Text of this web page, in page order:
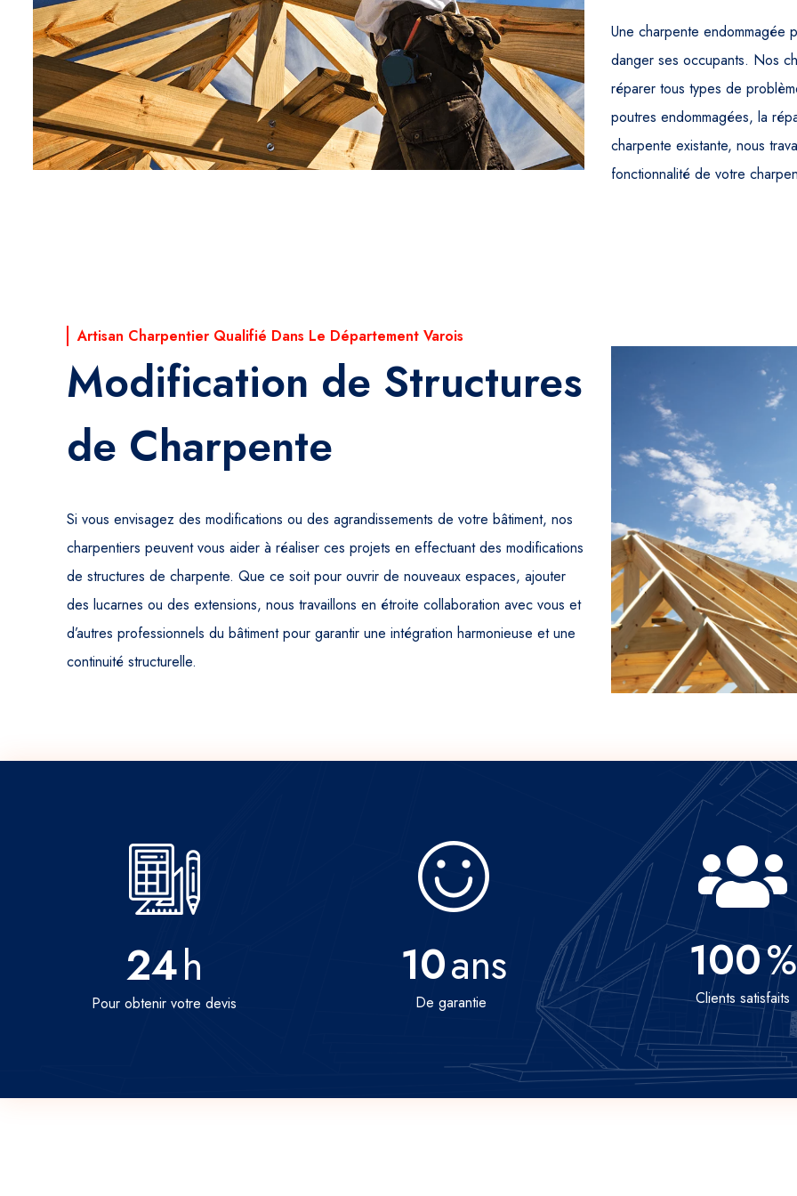
Une charpente endommagée
danger ses occupants. Nos
réparer tous types de
poutres endommagées, la
charpente existante, nous
fonctionnalité de votre
Artisan Charpentier Qualifié Dans Le Département Varois
Modification de Structures
de Charpente
Si vous envisagez des modifications ou des agrandissements de votre bâtiment, nos
charpentiers peuvent vous aider à réaliser ces projets en effectuant des modifications
de structures de charpente. Que ce soit pour ouvrir de nouveaux espaces, ajouter
des lucarnes ou des extensions, nous travaillons en étroite collaboration avec vous et
d’autres professionnels du bâtiment pour garantir une intégration harmonieuse et une
continuité structurelle.
24h
Pour obtenir votre devis
10ans
De garantie
100%
Clients satisfaits